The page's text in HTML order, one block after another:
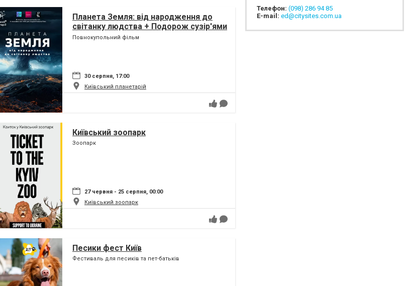
Планета Земля: від народження до
світанку людства + Подорож сузір'ями
(класична програма)
Повнокупольний фільм
30 серпня, 17:00
Київський планетарій
комплекс
Київський зоопарк
Зоопарк
27 червня - 25 серпня, 00:00
Київський зоопарк
Песики фест Київ
Фестиваль для песиків та пет-батьків
Телефон: (098) 286 94 85
E-mail: ed@citysites.com.ua